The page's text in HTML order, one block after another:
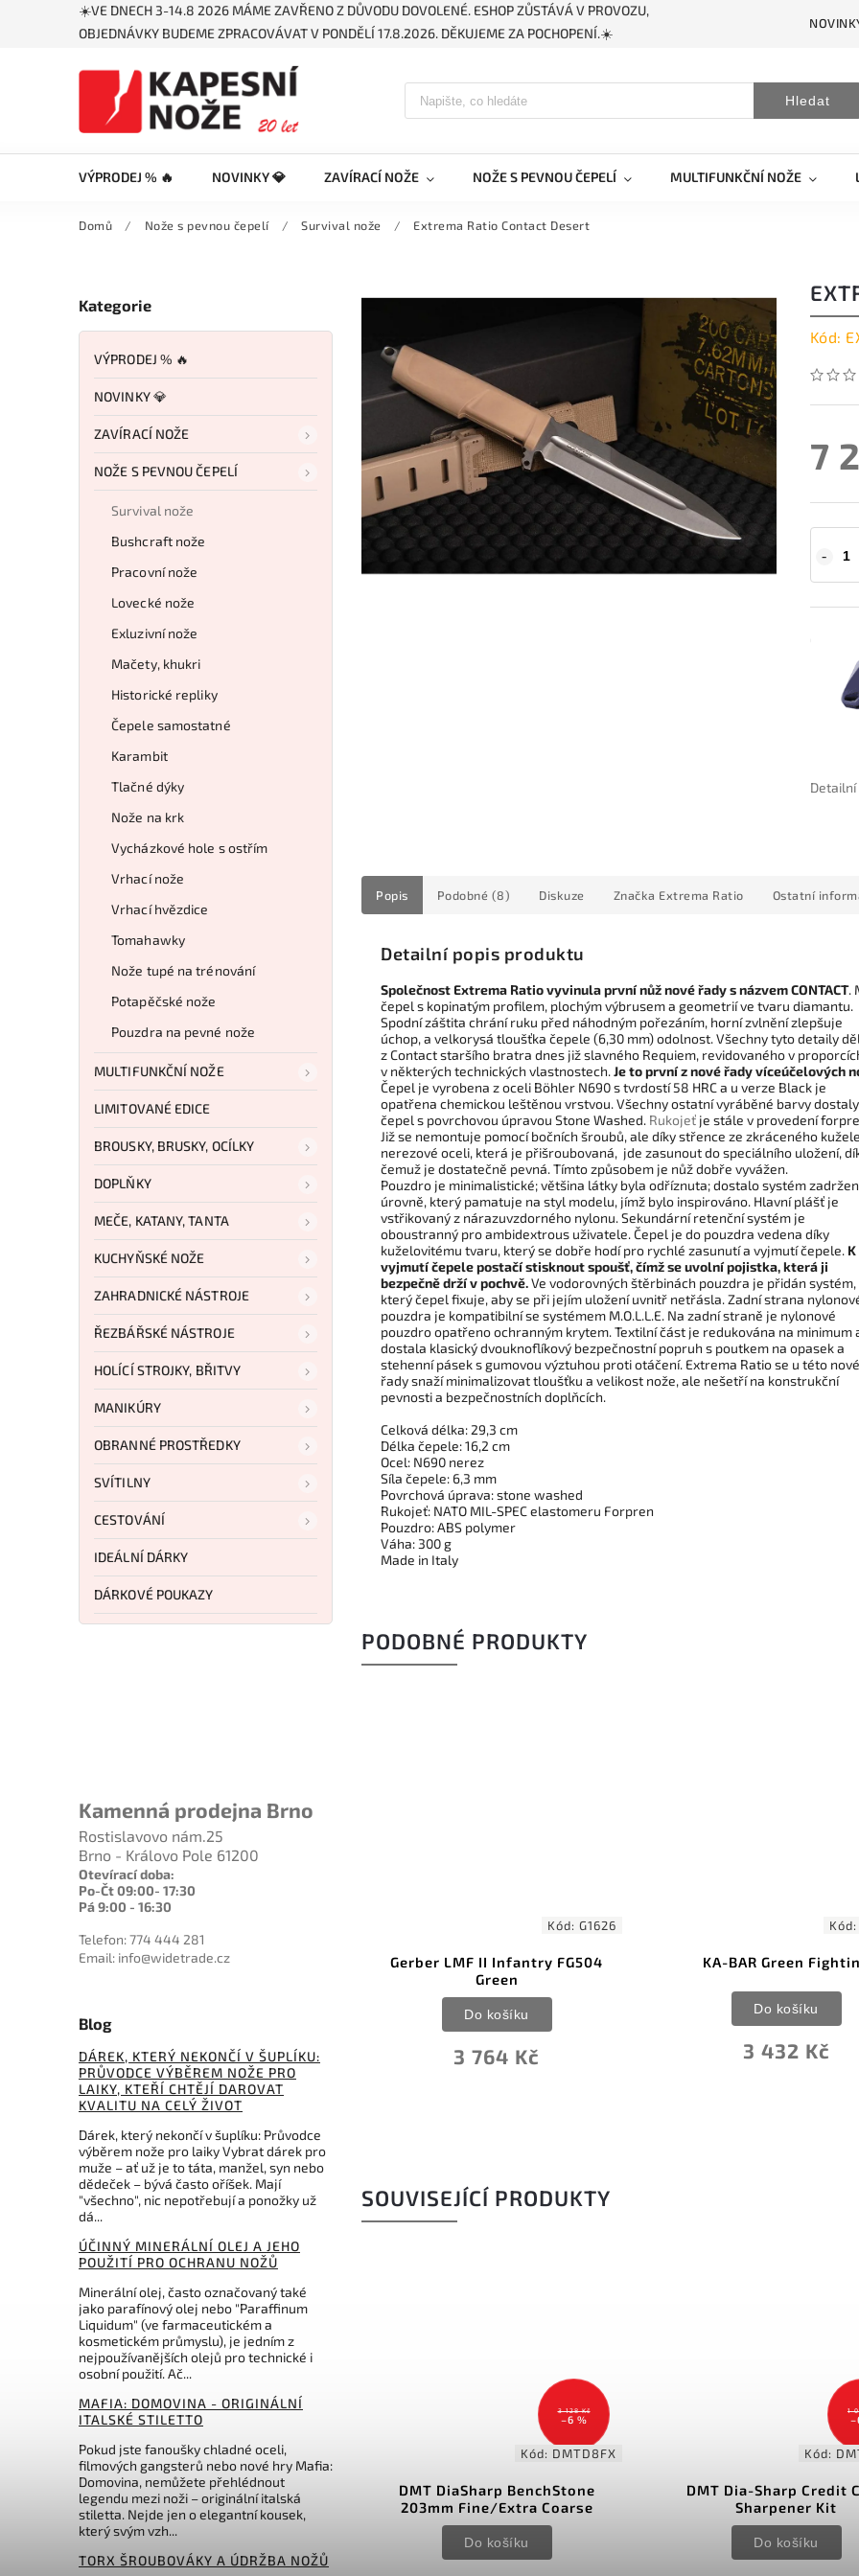
☀️VE DNECH 3-14.8 2026 MÁME ZAVŘENO Z DŮVODU DOVOLENÉ. ESHOP ZŮSTÁVÁ V PROVOZU,
OBJEDNÁVKY BUDEME ZPRACOVÁVAT V PONDĚLÍ 17.8.2026. DĚKUJEME ZA POCHOPENÍ.☀️
Hledat
VÝPRODEJ % 🔥 NOVINKY 💎 ZAVÍRACÍ NOŽE NOŽE S PEVNOU ČEPELÍ MULTIFUNKČNÍ NOŽE
Domů / Nože s pevnou čepelí / Survival nože / Extrema Ratio Contact Desert
Kategorie
VÝPRODEJ % 🔥
NOVINKY 💎
ZAVÍRACÍ NOŽE
NOŽE S PEVNOU ČEPELÍ
Survival nože
Bushcraft nože
Pracovní nože
Lovecké nože
Exluzivní nože
Mačety, khukri
Historické repliky
Čepele samostatné
Karambit
Tlačné dýky
Nože na krk
Vycházkové hole s ostřím
Vrhací nože
Vrhací hvězdice
Tomahawky
Nože tupé na trénování
Potapěčské nože
Pouzdra na pevné nože
MULTIFUNKČNÍ NOŽE
LIMITOVANÉ EDICE
BROUSKY, BRUSKY, OCÍLKY
DOPLŇKY
MEČE, KATANY, TANTA
KUCHYŇSKÉ NOŽE
ZAHRADNICKÉ NÁSTROJE
ŘEZBÁŘSKÉ NÁSTROJE
HOLÍCÍ STROJKY, BŘITVY
MANIKÚRY
OBRANNÉ PROSTŘEDKY
SVÍTILNY
CESTOVÁNÍ
IDEÁLNÍ DÁRKY
DÁRKOVÉ POUKAZY
Kamenná prodejna Brno
Rostislavovo nám.25
Brno - Královo Pole 61200
Otevírací doba:
Po-Čt 09:00- 17:30
Pá 9:00 - 16:30
Telefon: 774 444 281
Email: info@widetrade.cz
Blog
DÁREK, KTERÝ NEKONČÍ V ŠUPLÍKU:
PRŮVODCE VÝBĚREM NOŽE PRO
LAIKY, KTEŘÍ CHTĚJÍ DAROVAT
KVALITU NA CELÝ ŽIVOT
Dárek, který nekončí v šuplíku: Průvodce
výběrem nože pro laiky Vybrat dárek pro
muže – ať už je to táta, manžel, syn nebo
dědeček – bývá často oříšek. Mají
"všechno", nic nepotřebují a ponožky už
dá...
ÚČINNÝ MINERÁLNÍ OLEJ A JEHO
POUŽITÍ PRO OCHRANU NOŽŮ
Minerální olej, často označovaný také
jako parafínový olej nebo "Paraffinum
Liquidum" (ve farmaceutickém a
kosmetickém průmyslu), je jedním z
nejpoužívanějších olejů pro technické i
osobní použití. Ač...
MAFIA: DOMOVINA - ORIGINÁLNÍ
ITALSKÉ STILETTO
Pokud jste fanoušky chladné oceli,
filmových gangsterů nebo nové hry Mafia:
Domovina, nemůžete přehlédnout
legendu mezi noži – originální italská
stiletta. Nejde jen o elegantní kousek,
který svým vzh...
TORX ŠROUBOVÁKY A ÚDRŽBA NOŽŮ
Kód:
7
Popis Podobné (8) Diskuze Značka Extrema Ratio Ostatní
Detailní popis produktu
Společnost Extrema Ratio vyvinula první nůž nové řady s názvem CONTACT.
čepel s kopinatým profilem, plochým výbrusem a geometrií ve tvaru diamantu.
Spodní záštita chrání ruku před náhodným pořezáním, horní zvlnění zlepšuje
úchop, a velkorysá tloušťka čepele (6,30 mm) odolnost. Všechny tyto detaily
z Contact staršího bratra dnes již slavného Requiem, revidovaného v
v některých technických vlastnostech.Je to první z nové řady víceúčelových
Čepel je vyrobena z oceli Böhler N690 s tvrdostí 58 HRC a u verze Black je
opatřena chemickou leštěnou vrstvou. Všechny ostatní vyráběné barvy dostaly
čepel s povrchovou úpravou Stone Washed. Rukojeť je stále v provedení
Již se nemontuje pomocí bočních šroubů, ale díky střence ze zkráceného
nerezové oceli, která je přišroubovaná, jde zasunout do speciálního uložení,
čemuž je dostatečně pevná. Tímto způsobem je nůž dobře vyvážen.
Pouzdro je minimalistické; většina látky byla odříznuta; dostalo systém
úrovně, který pamatuje na styl modelu, jímž bylo inspirováno. Hlavní plášť je
vstřikovaný z nárazuvzdorného nylonu. Sekundární retenční systém je
oboustranný pro ambidextrous uživatele. Čepel je do pouzdra vedena díky
kuželovitému tvaru, který se dobře hodí pro rychlé zasunutí a vyjmutí čepele. K
vyjmutí čepele postačí stisknout spoušť, čímž se uvolní pojistka, která ji
bezpečně drží v pochvě.Ve vodorovných štěrbinách pouzdra je přidán systém,
který čepel fixuje, aby se při jejím uložení uvnitř netřásla. Zadní strana
pouzdra je kompatibilní se systémem M.O.L.L.E. Na zadní straně je nylonové
pouzdro opatřeno ochranným krytem. Textilní část je redukována na minimum
dostala klasický dvouknoflíkový bezpečnostní popruh s poutkem na opasek a
stehenní pásek s gumovou výztuhou proti otáčení. Extrema Ratio se u této nové
řady snaží minimalizovat tloušťku a velikost nože, ale nešetří na konstrukční
pevnosti a bezpečnostních doplňcích.
Celková délka: 29,3 cm
Délka čepele: 16,2 cm
Ocel: N690 nerez
Síla čepele: 6,3 mm
Povrchová úprava: stone washed
Rukojeť: NATO MIL-SPEC elastomeru Forpren
Pouzdro: ABS polymer
Váha: 300 g
Made in Italy
PODOBNÉ PRODUKTY
Gerber LMF II Infantry FG504
3 764 Kč
Kód:KA5011
KA-BAR Green Fighting
3 432 Kč
Do košíku
Kód:
KA-BAR Full Size US
3 739 Kč
Do košíku
SOUVISEJÍCÍ PRODUKTY
3 128 Kč
Kód:DMTD8FX
DMT DiaSharp BenchStone
203mm Fine/Extra Coarse
1 018 Kč
–6 %
Kód: DMTD3EFC
DMT Dia-Sharp Credit Card
Sharpener Kit
Do košíku
Lansky Ultra Fine
Do košíku